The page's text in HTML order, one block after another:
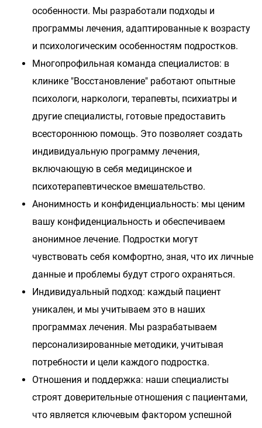
особенности. Мы разработали подходы и
программы лечения, адаптированные к возрасту
и психологическим особенностям подростков.
Многопрофильная команда специалистов: в
клинике "Восстановление" работают опытные
психологи, наркологи, терапевты, психиатры и
другие специалисты, готовые предоставить
всестороннюю помощь. Это позволяет создать
индивидуальную программу лечения,
включающую в себя медицинское и
психотерапевтическое вмешательство.
Анонимность и конфиденциальность: мы ценим
вашу конфиденциальность и обеспечиваем
анонимное лечение. Подростки могут
чувствовать себя комфортно, зная, что их личные
данные и проблемы будут строго охраняться.
Индивидуальный подход: каждый пациент
уникален, и мы учитываем это в наших
программах лечения. Мы разрабатываем
персонализированные методики, учитывая
потребности и цели каждого подростка.
Отношения и поддержка: наши специалисты
строят доверительные отношения с пациентами,
что является ключевым фактором успешной